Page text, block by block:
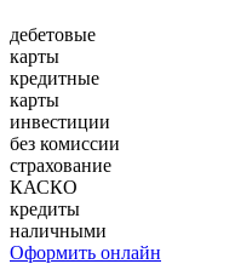
дебетовые
карты
кредитные
карты
инвестиции
без комиссии
страхование
КАСКО
кредиты
наличными
Оформить онлайн